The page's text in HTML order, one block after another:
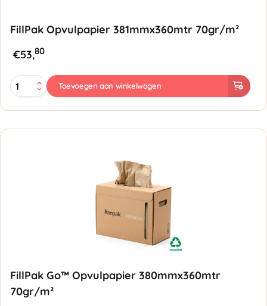
FillPak Opvulpapier 381mmx360mtr 70gr/m²
€53,80
FillPak
Opvulpapier
70gr/m²
aantal
Toevoegen aan winkelwagen
FillPak Go™ Opvulpapier 380mmx360mtr
70gr/m²